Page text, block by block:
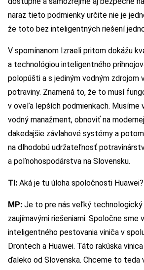
naraz tieto podmienky určite nie je
že toto bez inteligentných riešení
V spomínanom Izraeli pritom dokážu
a technológiou inteligentného
polopúšti a s jediným vodným
potraviny. Znamená to, že to musí
v oveľa lepších podmienkach. Musíme
vodný manažment, obnoviť na
dakedajšie závlahové systémy a
na dlhodobú udržateľnosť
a poľnohospodárstva na Slovensku.
TI: Aká je tu úloha spoločnosti Huawei?
MP: Je to pre nás veľký
zaujímavými riešeniami. Spoločne sme
inteligentného pestovania viniča v
Drontech a Huawei. Táto rakúska
ďaleko od Slovenska. Chceme to teda